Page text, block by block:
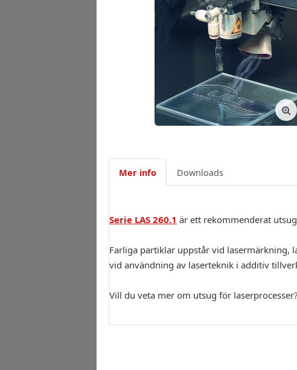
Mer info Downloads
Serie LAS 260.1 är ett rekommenderat
Farliga partiklar uppstår vid lasermärkning,
vid användning av laserteknik i additiv
Vill du veta mer om utsug för laserprocesser?